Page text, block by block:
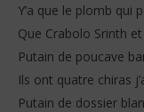
Y’a que le plomb qui
Que Crabolo Srinth
Putain de poucave
Ils ont quatre chiras
Putain de dossier